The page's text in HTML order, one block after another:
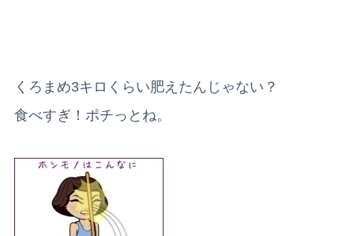
くろまめ3キロくらい肥えたんじゃない？
食べすぎ！ポチっとね。